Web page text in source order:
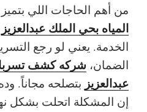
من أهم الحاجات اللي بتميز
المياه بحي الملك عبدالعزيز
الخدمة. يعني لو رجع
الضمان، شركه كشف
عبدالعزيز بتصلحه مجاناً.
إن المشكلة اتحلت بشكل